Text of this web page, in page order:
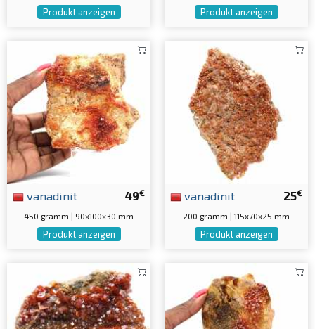
Produkt anzeigen Produkt anzeigen
49€
vanadinit
450 gramm | 90x100x30 mm
Produkt anzeigen
25€
vanadinit
200 gramm | 115x70x25 mm
Produkt anzeigen